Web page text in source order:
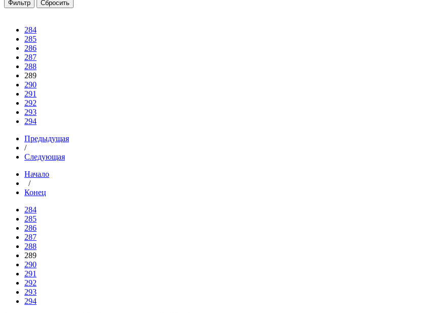
284
285
286
287
288
289
290
291
292
293
294
Предыдущая
/
Следующая
Начало
/
Конец
284
285
286
287
288
289
290
291
292
293
294